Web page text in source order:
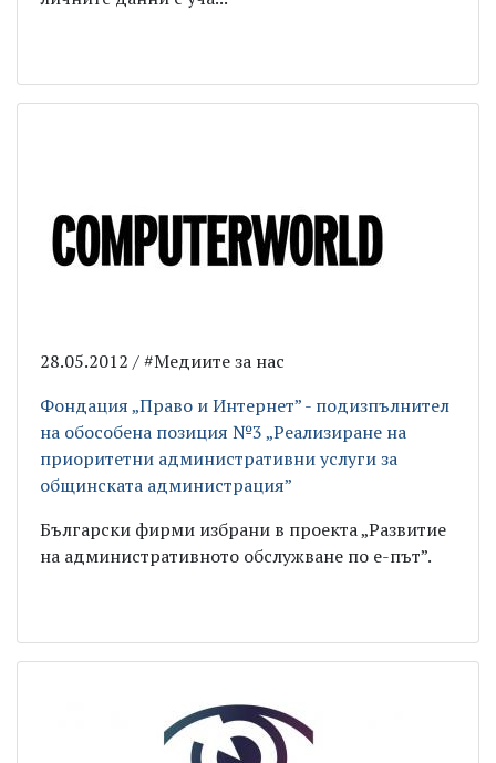
28.05.2012 / #Медиите за нас
Фондация „Право и Интернет” - подизпълнител
на обособена позиция №3 „Реализиране на
приоритетни административни услуги за
общинската администрация”
Български фирми избрани в проекта „Развитие
на административното обслужване по е-път”.